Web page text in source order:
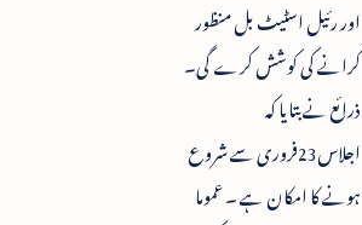
اور رئیل اسٹیٹ بل منظور
کرانے کی کوشش کرے گی۔
ذرائع نے بتایا کہ
اجلاس23فروری سے شروع
ہونے کا امکان ہے ۔ عموما